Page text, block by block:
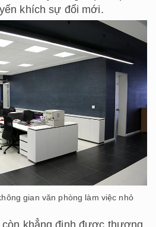
khích sự đổi mới.
gian văn phòng làm việc nhỏ
còn khẳng định được thương